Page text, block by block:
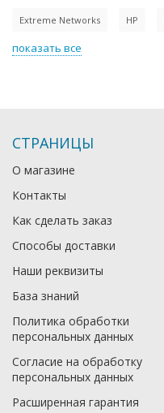
Extreme Networks HP
показать все
СТРАНИЦЫ
О магазине
Контакты
Как сделать заказ
Способы доставки
Наши реквизиты
База знаний
Политика обработки
персональных данных
Согласие на обработку
персональных данных
Расширенная гарантия